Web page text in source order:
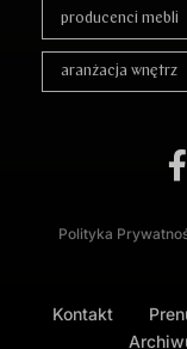
producenci mebli
aranżacja wnętrz
Polityka
Kontakt